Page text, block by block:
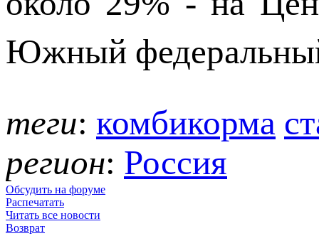
Южный
теги: комбикорма
регион: Россия
Обсудить на форуме
Распечатать
Читать все новости
Возврат